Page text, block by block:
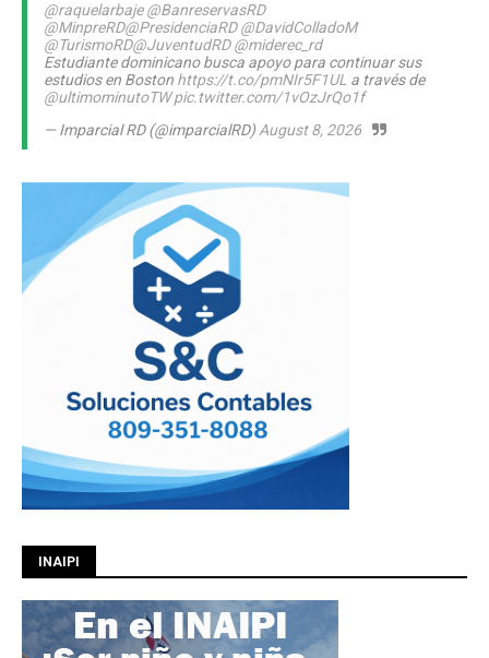
@raquelarbaje @BanreservasRD
@MinpreRD@PresidenciaRD @DavidColladoM
@TurismoRD@JuventudRD @miderec_rd
Estudiante dominicano busca apoyo para continuar sus
estudios en Boston https://t.co/pmNIr5F1UL a través de
@ultimominutoTW pic.twitter.com/1vOzJrQo1f
— Imparcial RD (@imparcialRD)August 8, 2026
INAIPI